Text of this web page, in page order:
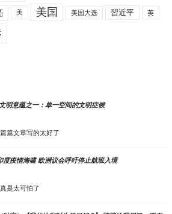
美 美国 美国大选 習近平 英
明意蕴之一：单一空间的文明症候
篇文章写的太好了
度疫情海啸 欧洲议会呼吁停止航班入境
是太可怕了